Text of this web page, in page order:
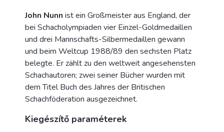
John Nunn ist ein Großmeister aus England, der
bei Schacholympiaden vier Einzel-Goldmedaillen
und drei Mannschafts-Silbermedaillen gewann
und beim Weltcup 1988/89 den sechsten Platz
belegte. Er zählt zu den weltweit angesehensten
Schachautoren; zwei seiner Bücher wurden mit
dem Titel Buch des Jahres der Britischen
Schachföderation ausgezeichnet.
Kiegészítő paraméterek